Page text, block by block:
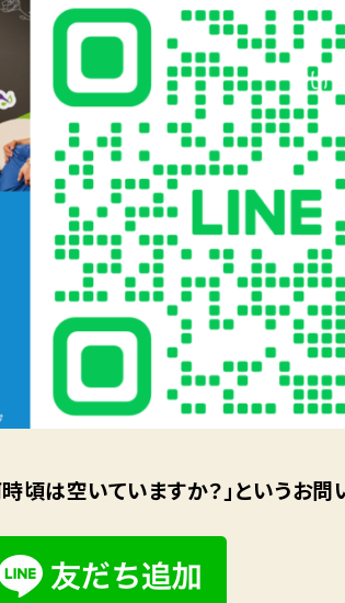
は空いていますか？」というお問